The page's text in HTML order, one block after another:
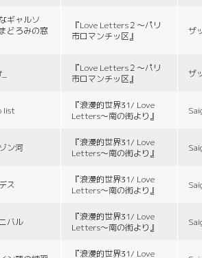
ギャルソ
どろみの窓
『Love Letters２〜パリ
市ロマンチッ区』
ザ
『Love Letters２〜パリ
市ロマンチッ区』
ザ
list
『浪漫的世界31/ Love
Letters〜南の街より』
ン河
『浪漫的世界31/ Love
Letters〜南の街より』
ス
『浪漫的世界31/ Love
Letters〜南の街より』
バル
『浪漫的世界31/ Love
Letters〜南の街より』
『浪漫的世界31/ Love